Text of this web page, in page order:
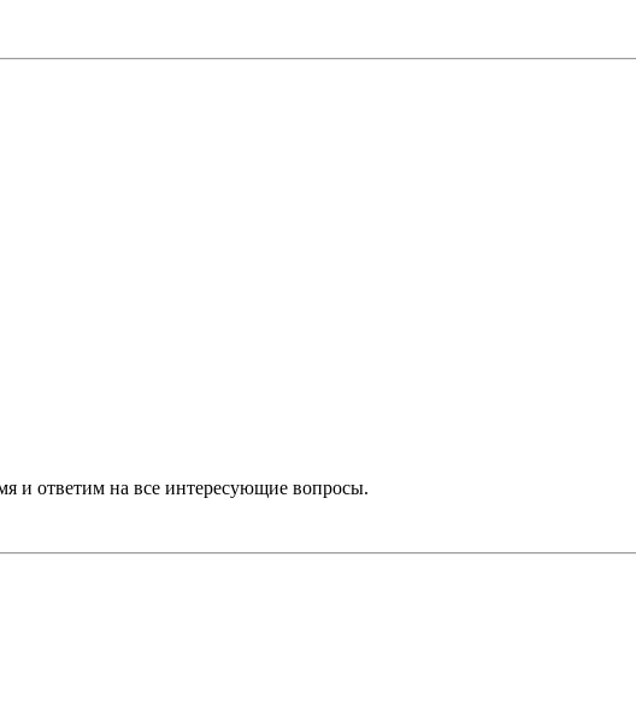
и ответим на все интересующие вопросы.